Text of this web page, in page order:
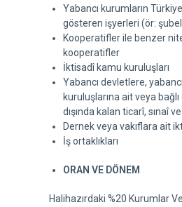
Yabancı kurumların
gösteren işyerleri (ör:
Kooperatifler ile benzer
kooperatifler
İktisadî kamu kuruluşları
Yabancı devletlere,
kuruluşlarına ait veya
dışında kalan ticarî, sınaî
Dernek veya vakıflara ait
İş ortaklıkları
ORAN VE DÖNEM
Halihazırdaki %20 Kurumlar